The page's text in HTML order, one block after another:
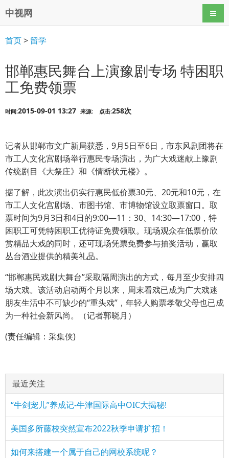
中视网 导航
首页> 留学
邯郸惠民舞台上演豫剧专场 特困职
工免费领票
时间:2015-09-01 13:27 来源: 点击:258次
记者从邯郸市文广新局获悉，9月5日至6日，市东风剧团将在
市工人文化宫剧场举行惠民专场演出，为广大戏迷献上豫剧
传统剧目《大祭庄》和《情断状元楼》。
据了解，此次演出仍实行惠民低价票30元、20元和10元，在
市工人文化宫剧场、市图书馆、市博物馆设立取票窗口。取
票时间为9月3日和4日的9:00—11：30、14:30—17:00，特
困职工可凭特困职工优待证免费领取。现场观众在低票价欣
赏精品大戏的同时，还可现场凭票免费参与抽奖活动，赢取
丛台酒业提供的精美礼品。
“邯郸惠民戏剧大舞台”采取隔周演出的方式，每月至少安排四
场大戏。该活动启动两个月以来，周末看戏已成为广大戏迷
朋友生活中不可缺少的“重头戏”，年轻人购票孝敬父母也已成
为一种社会新风尚。（记者郭晓月）
(责任编辑：采集侠)
最近关注
“牛剑宠儿”养成记-牛津国际高中OIC大揭秘!
美国多所藤校突然宣布2022秋季申请扩招！
如何来搭建一个属于自己的网校系统呢？